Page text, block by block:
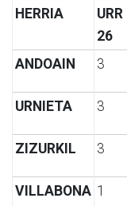
HERRIA
URR
26
ANDOAIN
3
URNIETA 3
ZIZURKIL 3
VILLABONA 1